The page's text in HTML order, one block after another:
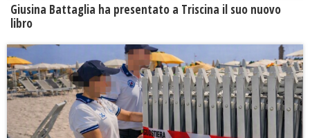
Giusina Battaglia ha presentato a Triscina il suo nuovo
libro